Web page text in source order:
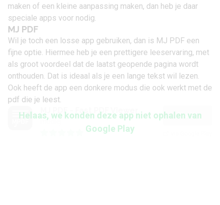
maken of een kleine aanpassing maken, dan heb je daar
speciale apps voor nodig.
MJ PDF
Wil je toch een losse app gebruiken, dan is MJ PDF een
fijne optie. Hiermee heb je een prettigere leeservaring, met
als groot voordeel dat de laatst geopende pagina wordt
onthouden. Dat is ideaal als je een lange tekst wil lezen.
Ook heeft de app een donkere modus die ook werkt met de
pdf die je leest.
MJ PDF - Fast PDF Viewer
mudlej
Gratis
Helaas, we konden deze app niet ophalen van
Google Play